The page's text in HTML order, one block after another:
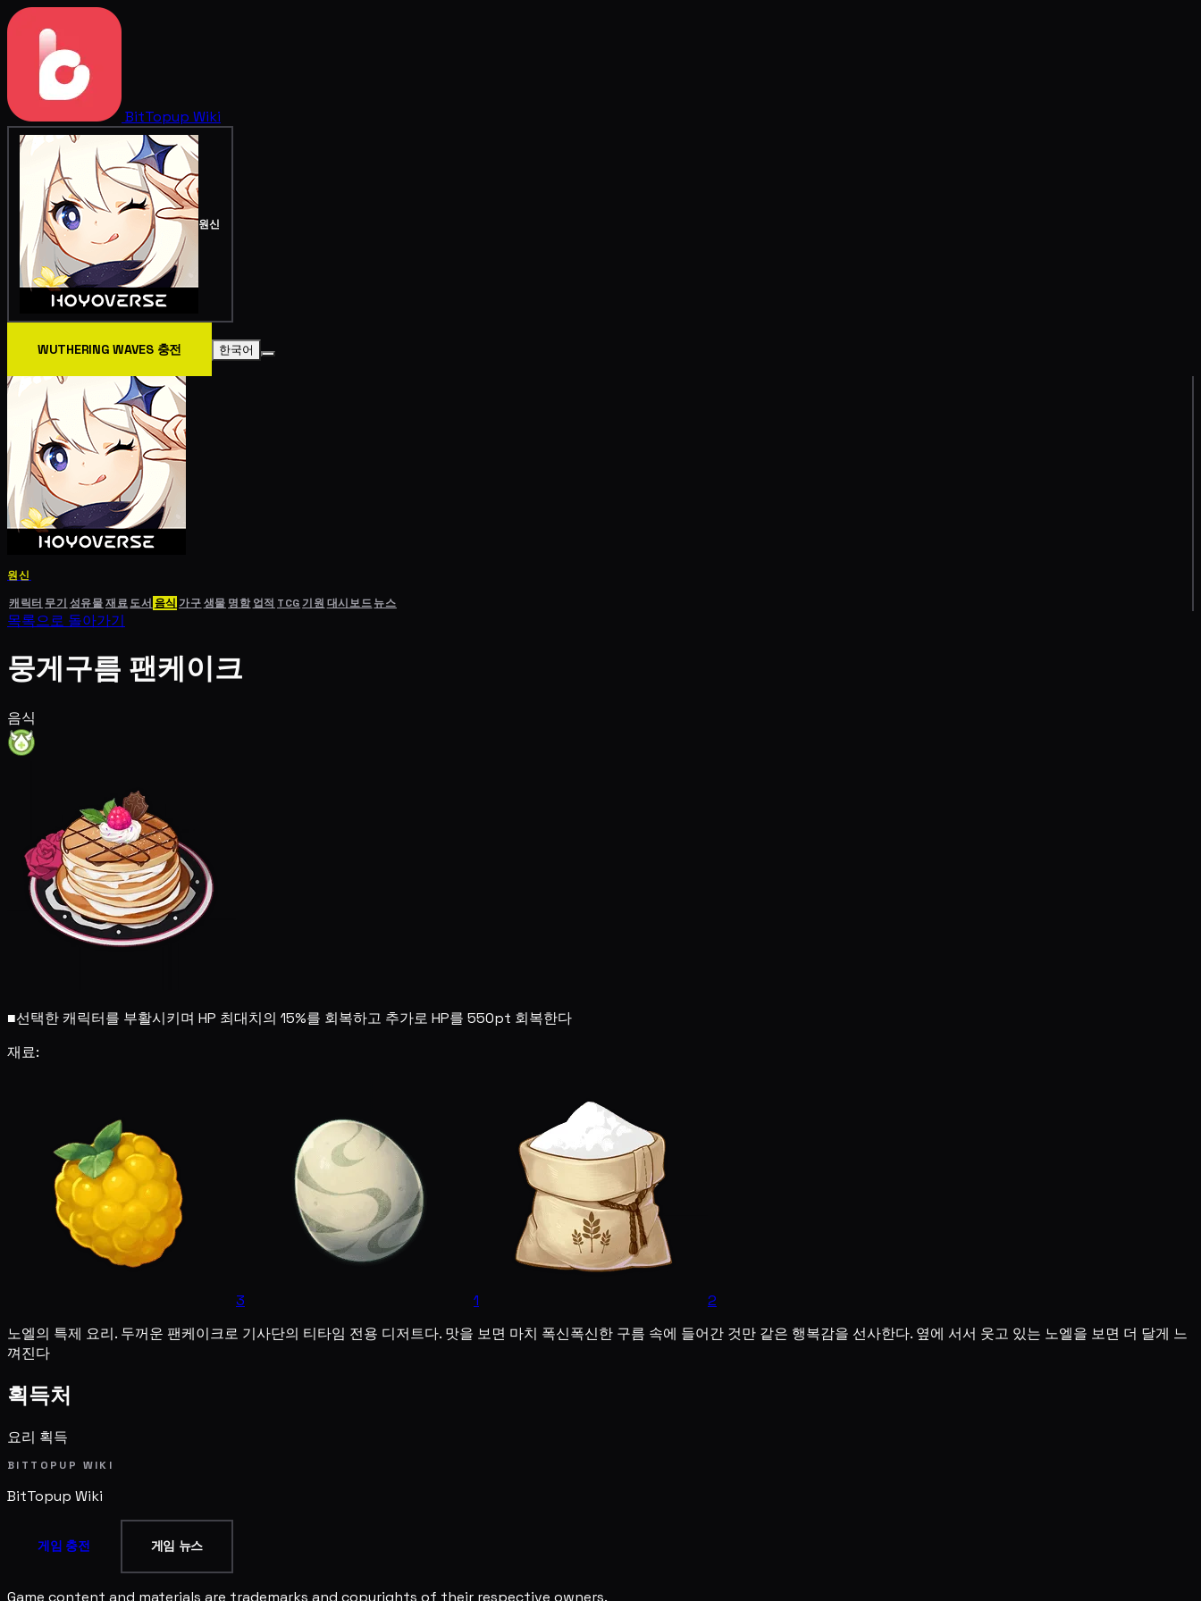
BitTopup Wiki
원신
WUTHERING WAVES 충전 한국어
원신
캐릭터 무기 성유물재료도서 음식 가구생물 명함 업적 TCG기원 대시보드뉴스
목록으로 돌아가기
뭉게구름 팬케이크
음식
■선택한 캐릭터를 부활시키며 HP 최대치의 15%를 회복하고 추가로 HP를 550pt 회복한다
재료:
3 1
2
노엘의 특제 요리. 두꺼운 팬케이크로 기사단의 티타임 전용 디저트다. 맛을 보면 마치 폭신폭신한 구름 속에 들어간 것만 같은 행복감을 선사한다. 옆에 서서 웃고 있는 노엘을 보면 더 달게 느
껴진다
획득처
요리 획득
BITTOPUP WIKI
BitTopup Wiki
게임 충전 게임 뉴스
Game content and materials are trademarks and copyrights of their respective owners.